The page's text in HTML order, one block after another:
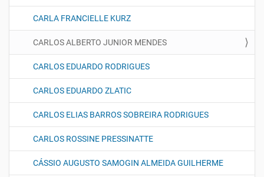
CARLA FRANCIELLE KURZ
CARLOS ALBERTO JUNIOR MENDES
CARLOS EDUARDO RODRIGUES
CARLOS EDUARDO ZLATIC
CARLOS ELIAS BARROS SOBREIRA RODRIGUES
CARLOS ROSSINE PRESSINATTE
CÁSSIO AUGUSTO SAMOGIN ALMEIDA GUILHERME